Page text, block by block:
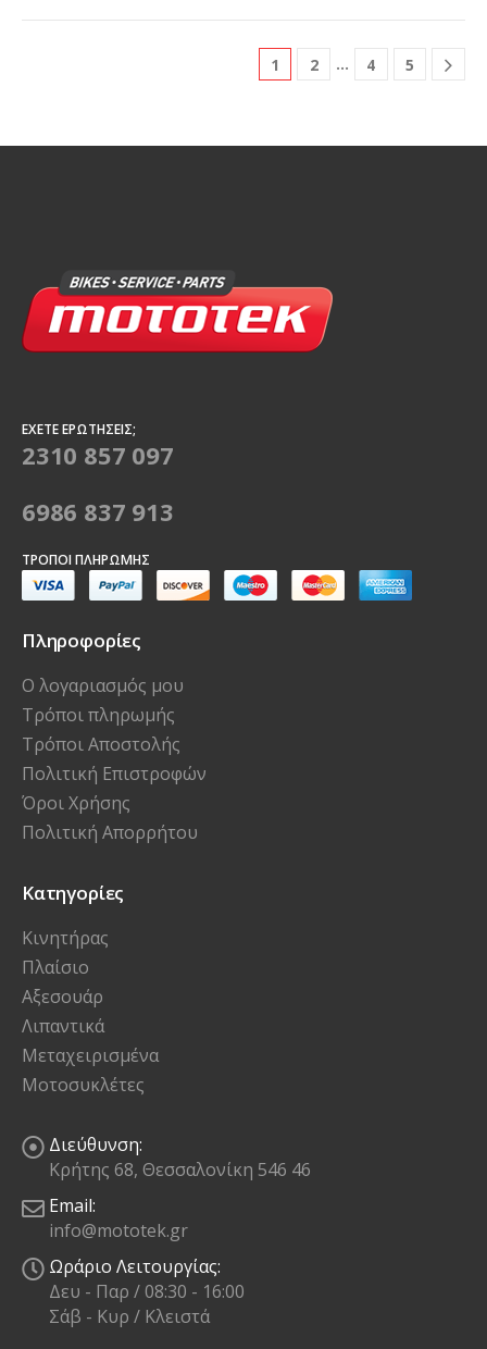
1 2 … 4 5
ΈΧΕΤΕ ΕΡΩΤΉΣΕΙΣ;
2310 857 097
6986 837 913
ΤΡΌΠΟΙ ΠΛΗΡΩΜΉΣ
Πληροφορίες
Ο λογαριασμός μου
Τρόποι πληρωμής
Τρόποι Αποστολής
Πολιτική Επιστροφών
Όροι Χρήσης
Πολιτική Απορρήτου
Κατηγορίες
Κινητήρας
Πλαίσιο
Αξεσουάρ
Λιπαντικά
Μεταχειρισμένα
Μοτοσυκλέτες
Διεύθυνση:
Κρήτης 68, Θεσσαλονίκη 546 46
Email:
info@mototek.gr
Ωράριο Λειτουργίας:
Δευ - Παρ / 08:30 - 16:00
Σάβ - Κυρ / Κλειστά